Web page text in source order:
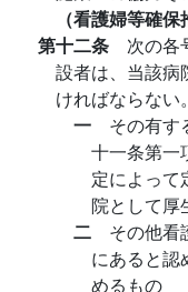
（看護婦等確
第十二条 次の各
設者は、当該病
ければならない。
一 その有す
十一条第一
定によって
院として厚
二 その他看
にあると認
めるもの